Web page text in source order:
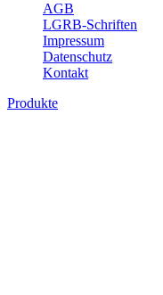
AGB
LGRB-Schriften
Impressum
Datenschutz
Kontakt
Produkte